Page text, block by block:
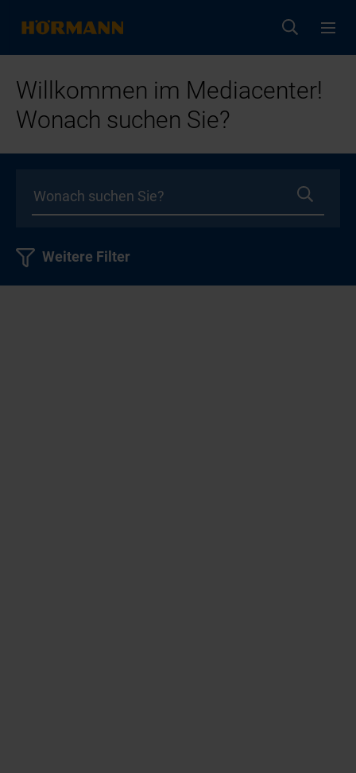
Willkommen im Mediacenter!
Wonach suchen Sie?
Weitere Filter